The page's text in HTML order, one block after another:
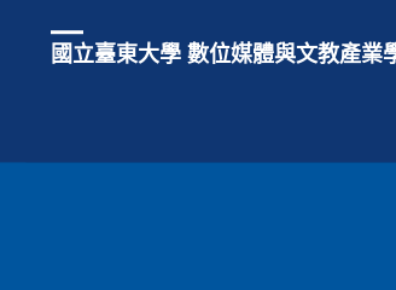
國立臺東大學 數位媒體與文教產業